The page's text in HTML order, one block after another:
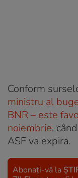
Conform
ministru al
BNR – este
noiembrie,
ASF va expira.
Abonați-vă la